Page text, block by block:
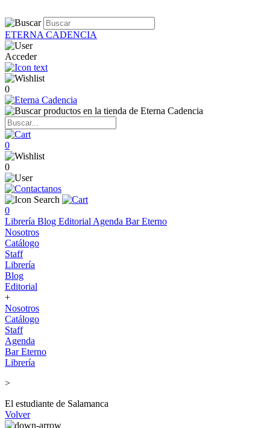
ETERNA CADENCIA
Acceder
0
0
0
0
Librería Blog Editorial Agenda Bar Eterno
Nosotros
Catálogo
Staff
Librería
Blog
Editorial
+
Nosotros
Catálogo
Staff
Agenda
Bar Eterno
Librería
>
El estudiante de Salamanca
Volver